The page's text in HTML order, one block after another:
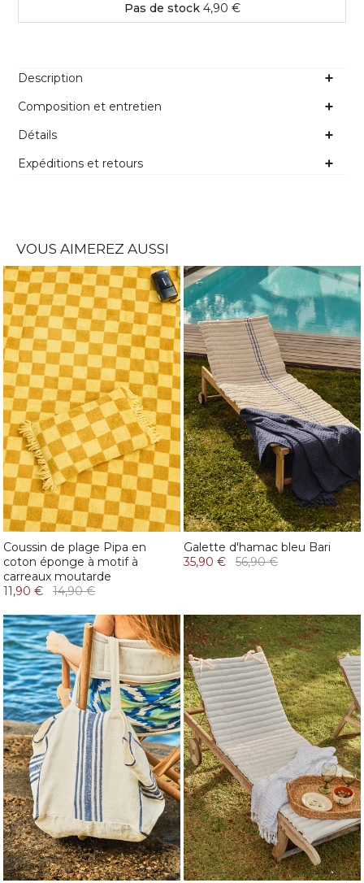
Pas de stock 4,90 €
Description
Composition et entretien
Détails
Expéditions et retours
VOUS AIMEREZ AUSSI
Coussin de plage Pipa en
coton éponge à motif à
carreaux moutarde
11,90 €
14,90 €
Galette d'hamac bleu Bari
35,90 €
56,90 €